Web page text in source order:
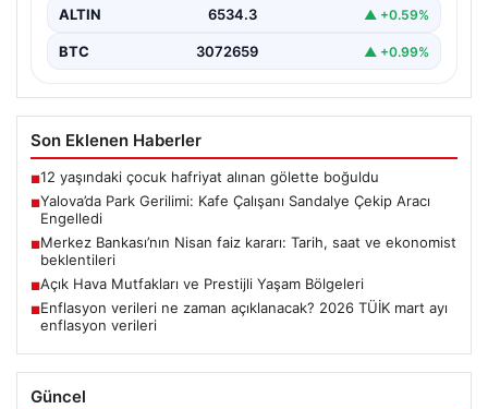
ALTIN 6534.3 ▲ +0.59%
BTC 3072659 ▲ +0.99%
Son Eklenen Haberler
■12 yaşındaki çocuk hafriyat alınan gölette boğuldu
■Yalova’da Park Gerilimi: Kafe Çalışanı Sandalye Çekip Aracı
Engelledi
■Merkez Bankası’nın Nisan faiz kararı: Tarih, saat ve ekonomist
beklentileri
■Açık Hava Mutfakları ve Prestijli Yaşam Bölgeleri
■Enflasyon verileri ne zaman açıklanacak? 2026 TÜİK mart ayı
enflasyon verileri
Güncel